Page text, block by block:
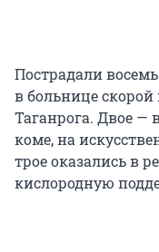
Пострадали
в больнице
Таганрога. Двое —
коме, на
трое оказались в
кислородную